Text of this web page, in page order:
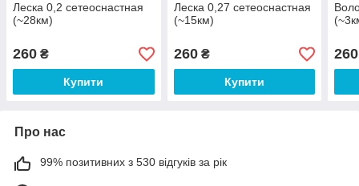
Леска 0,2 сетеоснастная
(~28км)
260 ₴
Купити
Леска 0,27 сетеоснастная
(~15км)
260₴
Купити
260
Про нас
99% позитивних з 530 відгуків за рік